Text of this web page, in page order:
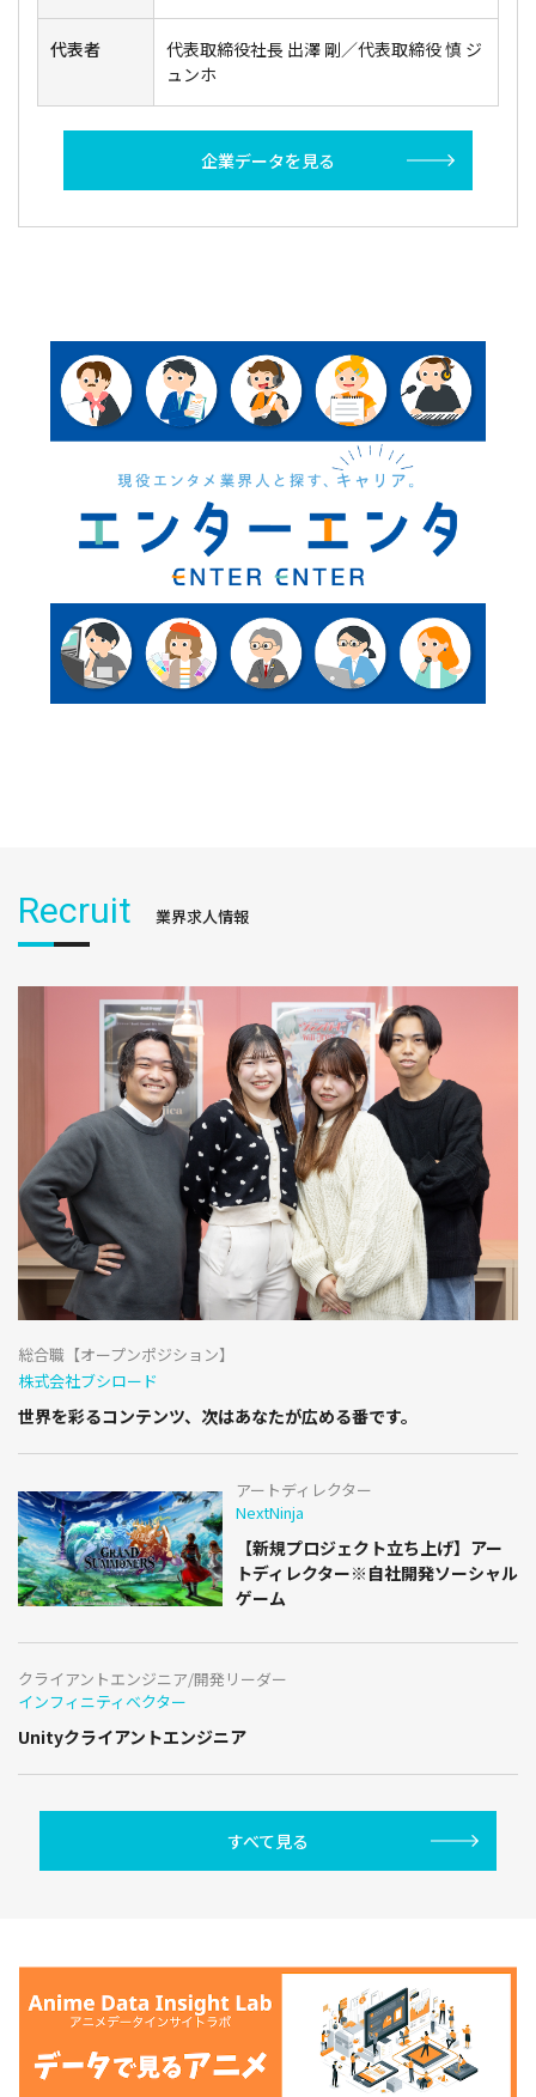
代表者
代表取締役社長 出澤 剛／代表取締役 慎 ジ
ュンホ
企業データを見る
Recruit 業界求人情報
総合職【オープンポジション】
株式会社ブシロード
世界を彩るコンテンツ、次はあなたが広める番です。
アートディレクター
NextNinja
【新規プロジェクト立ち上げ】アー
トディレクター※自社開発ソーシャル
ゲーム
クライアントエンジニア/開発リーダー
インフィニティベクター
Unityクライアントエンジニア
すべて見る